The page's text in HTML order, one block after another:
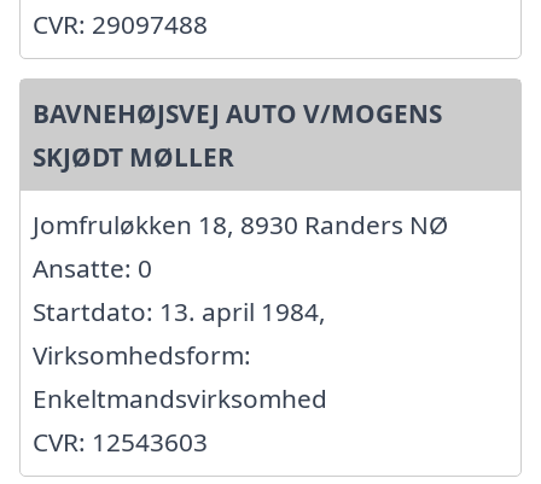
CVR: 29097488
BAVNEHØJSVEJ AUTO V/MOGENS
SKJØDT MØLLER
Jomfruløkken 18, 8930 Randers NØ
Ansatte: 0
Startdato: 13. april 1984,
Virksomhedsform:
Enkeltmandsvirksomhed
CVR: 12543603